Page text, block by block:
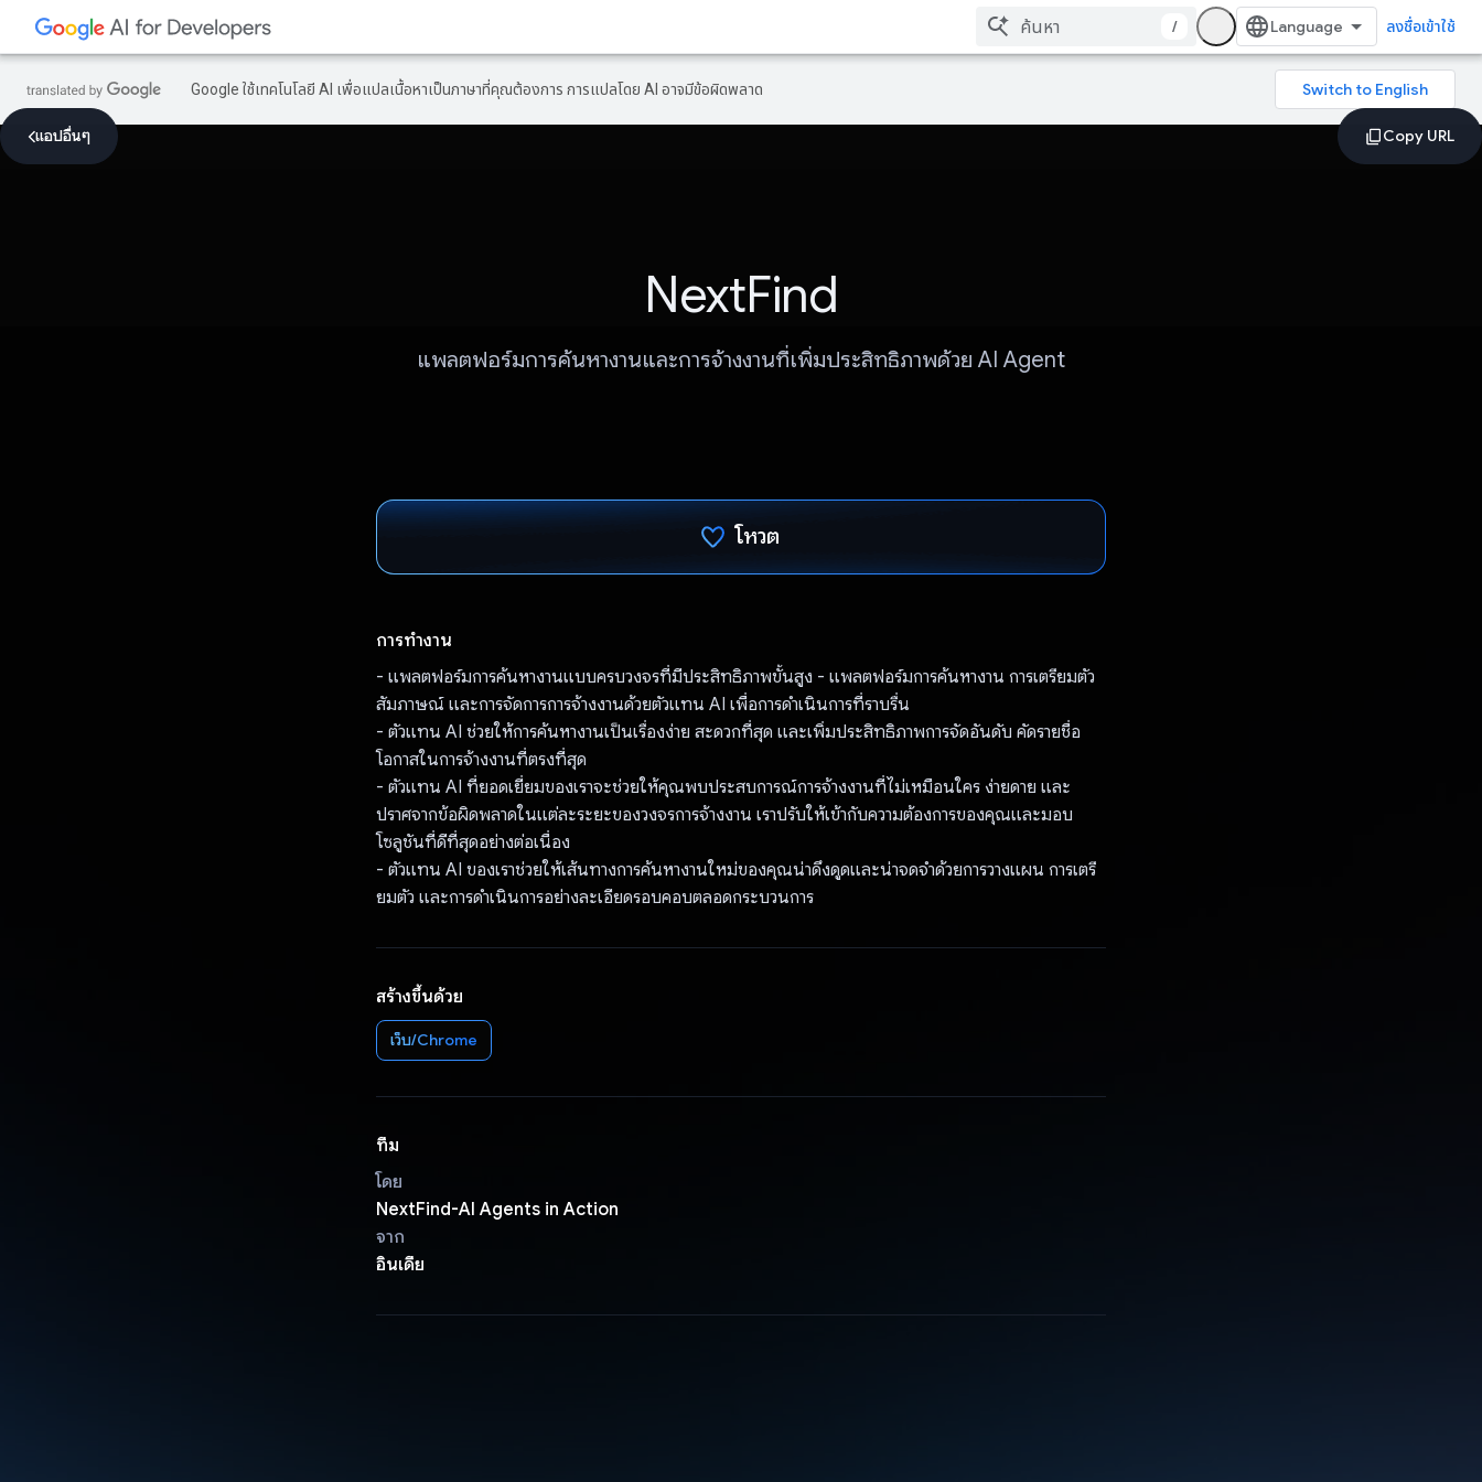
/ ลงชื่อเข้าใช้
Google ใช้เทคโนโลยี AI เพื่อแปลเนื้อหาเป็นภาษาที่คุณต้องการ การแปลโดย AI อาจมีข้อผิดพลาด
แอปอื่นๆ
NextFind
แพลตฟอร์มการค้นหางานและการจ้างงานที่เพิ่มประสิทธิภาพด้วย AI Agent
โหวต
การทำงาน
- แพลตฟอร์มการค้นหางานแบบครบวงจรที่มีประสิทธิภาพขั้นสูง - แพลตฟอร์มการค้นหางาน การเตรียมตัว
สัมภาษณ์ และการจัดการการจ้างงานด้วยตัวแทน AI เพื่อการดำเนินการที่ราบรื่น
- ตัวแทน AI ช่วยให้การค้นหางานเป็นเรื่องง่าย สะดวกที่สุด และเพิ่มประสิทธิภาพการจัดอันดับ คัดรายชื่อ
โอกาสในการจ้างงานที่ตรงที่สุด
- ตัวแทน AI ที่ยอดเยี่ยมของเราจะช่วยให้คุณพบประสบการณ์การจ้างงานที่ไม่เหมือนใคร ง่ายดาย และ
ปราศจากข้อผิดพลาดในแต่ละระยะของวงจรการจ้างงาน เราปรับให้เข้ากับความต้องการของคุณและมอบ
โซลูชันที่ดีที่สุดอย่างต่อเนื่อง
- ตัวแทน AI ของเราช่วยให้เส้นทางการค้นหางานใหม่ของคุณน่าดึงดูดและน่าจดจําด้วยการวางแผน การเตรี
ยมตัว และการดำเนินการอย่างละเอียดรอบคอบตลอดกระบวนการ
สร้างขึ้นด้วย
เว็บ/Chrome
ทีม
โดย
NextFind-AI Agents in Action
จาก
อินเดีย